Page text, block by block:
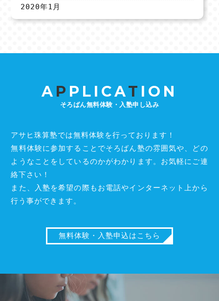
2020年1月
A P PLICAT ION
そろばん無料体験・入塾申し込み
アサヒ珠算塾では無料体験を行っております！
無料体験に参加することでそろばん塾の雰囲気や、どの
ようなことをしているのかがわかります。お気軽にご連
絡下さい！
また、入塾を希望の際もお電話やインターネット上から
行う事ができます。
無料体験・入塾申込はこちら